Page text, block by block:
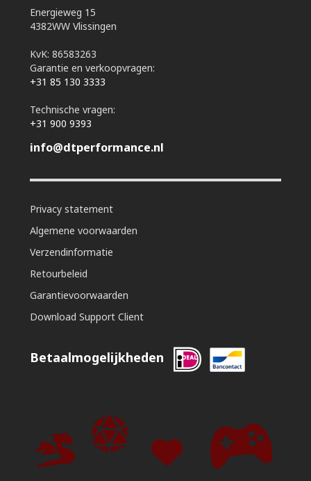
Energieweg 15
4382WW Vlissingen
KvK: 86583263
Garantie en verkoopvragen:
+31 85 130 3333
Technische vragen:
+31 900 9393
info@dtperformance.nl
Privacy statement
Algemene voorwaarden
Verzendinformatie
Retourbeleid
Garantievoorwaarden
Download Support Client
Betaalmogelijkheden